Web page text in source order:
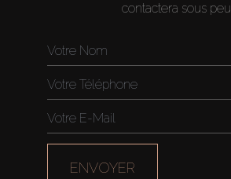
Acheter
Louer
Vendre
contactera sous peu
ENVOYER